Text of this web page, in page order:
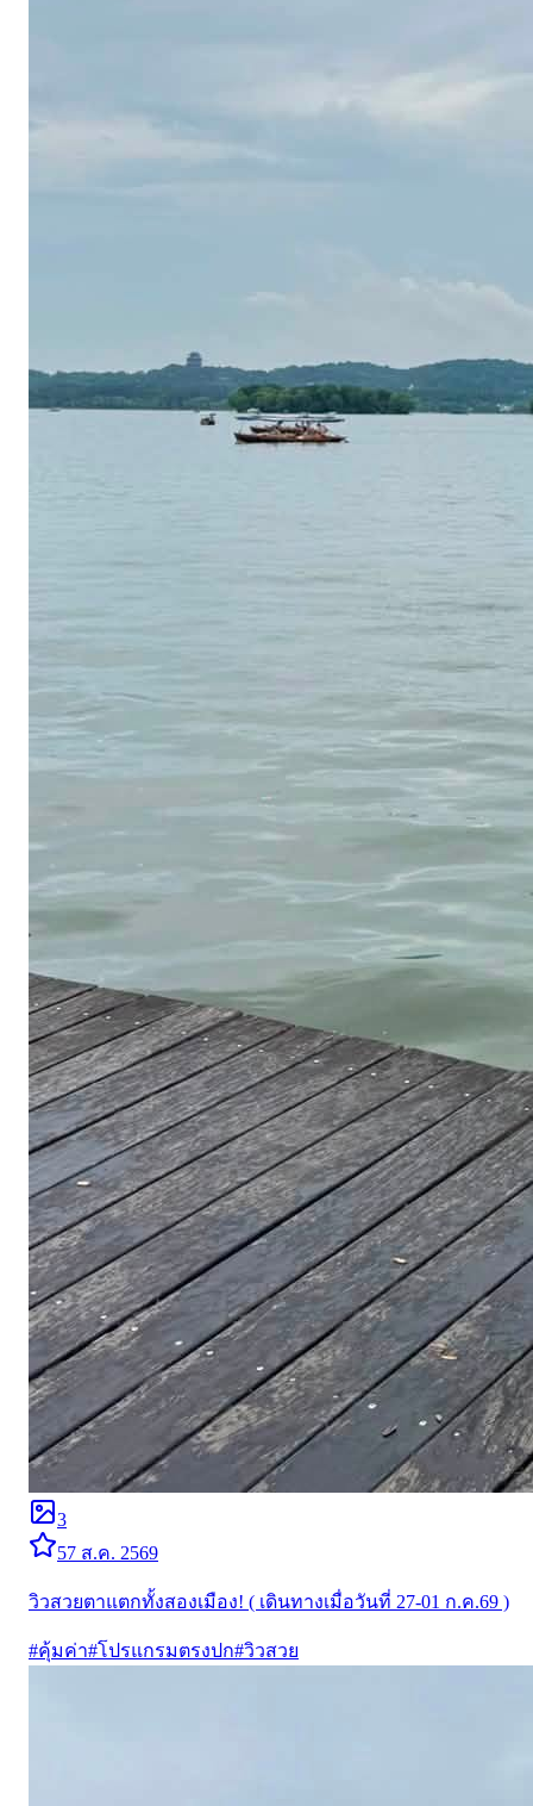
3
57 ส.ค. 2569
วิวสวยตาแตกทั้งสองเมือง! ( เดินทางเมื่อวันที่ 27-01 ก.ค.69 )
#คุ้มค่า#โปรแกรมตรงปก#วิวสวย